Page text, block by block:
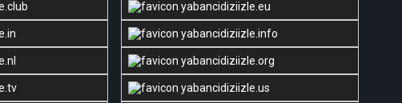
yabancidiziizle.eu
yabancidiziizle.info
yabancidiziizle.org
yabancidiziizle.us